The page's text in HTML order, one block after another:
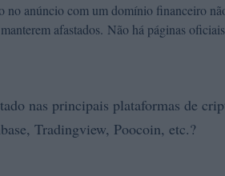
no anúncio com um domínio financeiro
afastados. Não há páginas
nas principais plataformas de
Tradingview, Poocoin, etc.?